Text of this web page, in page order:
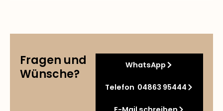
Fragen und
Wünsche?
WhatsApp
Telefon 04863 95444